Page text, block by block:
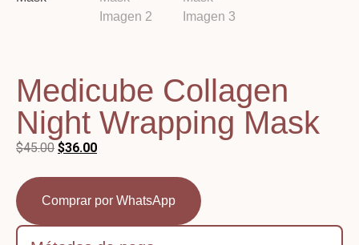
Medicube Collagen
Night Wrapping Mask
$45.00 $36.00
Comprar por WhatsApp